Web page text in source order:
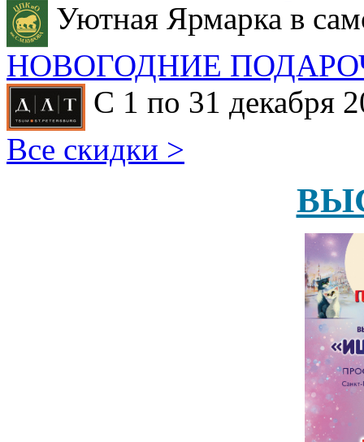
Уютная Ярмарка в
НОВОГОДНИЕ
С 1 по 31 декабря
Все скидки >